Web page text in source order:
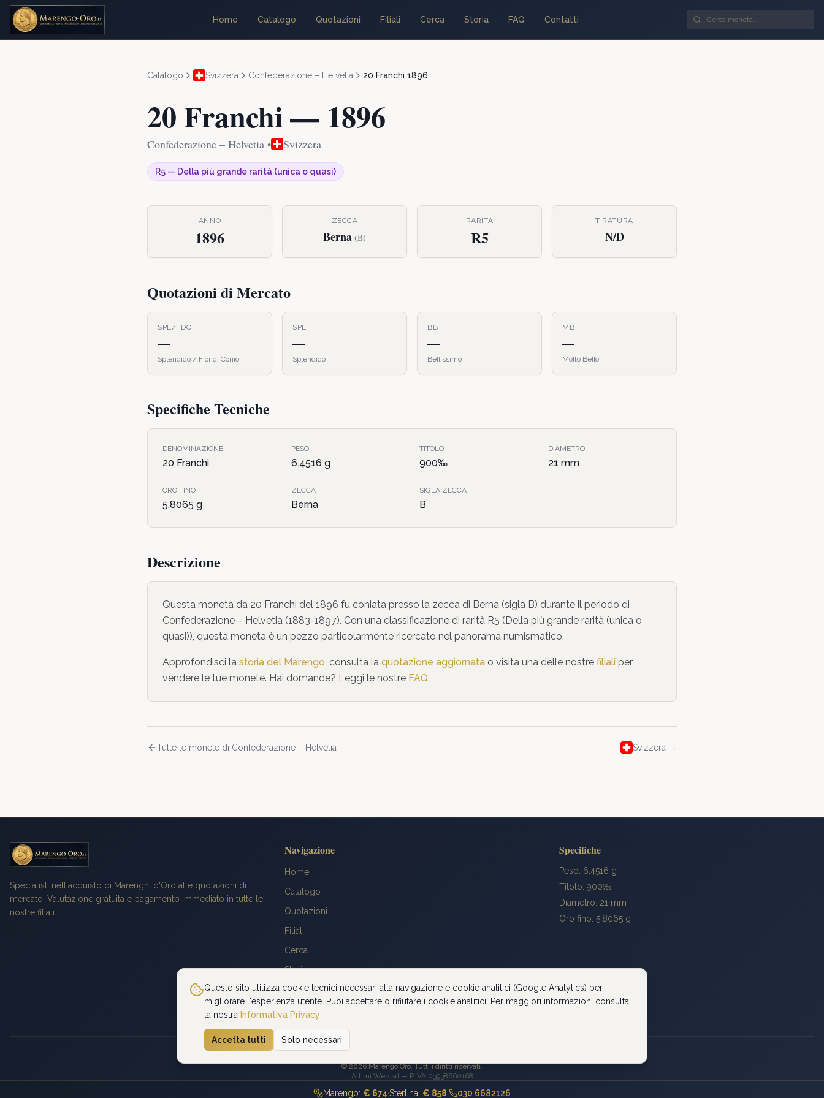
Home Catalogo Quotazioni Filiali Cerca Storia FAQ Contatti
Catalogo Svizzera Confederazione – Helvetia 20 Franchi 1896
20 Franchi— 1896
Confederazione – Helvetia • Svizzera
R5 — Della più grande rarità (unica o quasi)
ANNO
1896
ZECCA
Berna (B)
RARITÀ
R5
TIRATURA
N/D
Quotazioni di Mercato
SPL/FDC
—
Splendido / Fior di Conio
SPL
—
Splendido
BB
—
Bellissimo
MB
—
Molto Bello
Specifiche Tecniche
DENOMINAZIONE
20 Franchi
PESO
6.4516 g
TITOLO
900‰
DIAMETRO
21 mm
ORO FINO
5.8065 g
ZECCA
Berna
SIGLA ZECCA
B
Descrizione
Questa moneta da 20 Franchi del 1896 fu coniata presso la zecca di Berna (sigla B) durante il periodo di
Confederazione – Helvetia (1883-1897). Con una classificazione di rarità R5 (Della più grande rarità (unica o
quasi)), questa moneta è un pezzo particolarmente ricercato nel panorama numismatico.
Approfondisci la storia del Marengo, consulta la quotazione aggiornata o visita una delle nostre filiali per
vendere le tue monete. Hai domande? Leggi le nostre FAQ.
Tutte le monete di Confederazione – Helvetia Svizzera →
Specialisti nell'acquisto di Marenghi d'Oro alle quotazioni di
mercato. Valutazione gratuita e pagamento immediato in tutte le
nostre filiali.
Navigazione
Home
Catalogo
Quotazioni
Filiali
Cerca
Storia
FAQ
Contatti
Specifiche
Peso: 6,4516 g
Titolo: 900‰
Diametro: 21 mm
Oro fino: 5,8065 g
©2026Marengo Oro. Tutti i diritti riservati.
Attimi Web srl — P.IVA 03938660168
Marengo: € 674·Sterlina: € 858· 030 6682126
Questo sito utilizza cookie tecnici necessari alla navigazione e cookie analitici (Google Analytics) per
migliorare l'esperienza utente. Puoi accettare o rifiutare i cookie analitici. Per maggiori informazioni consulta
la nostra Informativa Privacy
Accetta tutti Solo necessari